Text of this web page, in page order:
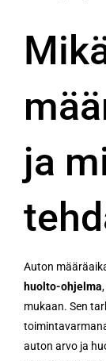
ja
Auton
huolto-ohjelma
mukaan. Sen
auton arvo ja